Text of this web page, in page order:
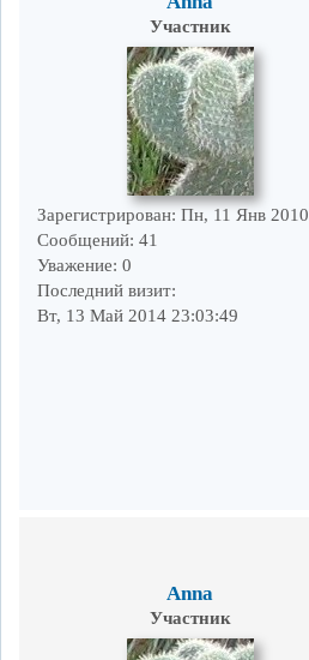
Участник
Зарегистрирован: Пн, 11 Янв 2010
Сообщений: 41
Уважение: 0
Последний визит:
Вт, 13 Май 2014 23:03:49
Anna
Участник